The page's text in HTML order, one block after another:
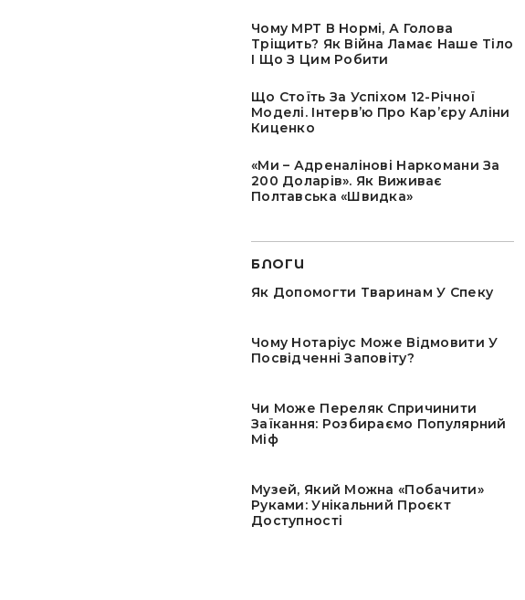
Чому МРТ В Нормі, А Голова
Тріщить? Як Війна Ламає Наше Тіло
І Що З Цим Робити
Що Стоїть За Успіхом 12-Річної
Моделі. Інтервʼю Про Карʼєру Аліни
Киценко
«Ми – Адреналінові Наркомани За
200 Доларів». Як Виживає
Полтавська «швидка»
БЛОГИ
Як Допомогти Тваринам У Спеку
Чому Нотаріус Може Відмовити У
Посвідченні Заповіту?
Чи Може Переляк Спричинити
Заїкання: Розбираємо Популярний
Міф
Музей, Який Можна «побачити»
Руками: Унікальний Проєкт
Доступності